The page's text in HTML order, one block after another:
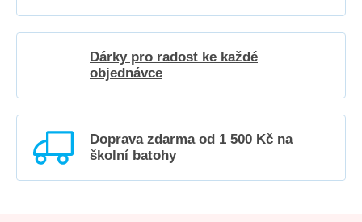
Dárky pro radost ke každé
objednávce
Doprava zdarma od 1 500 Kč na
školní batohy